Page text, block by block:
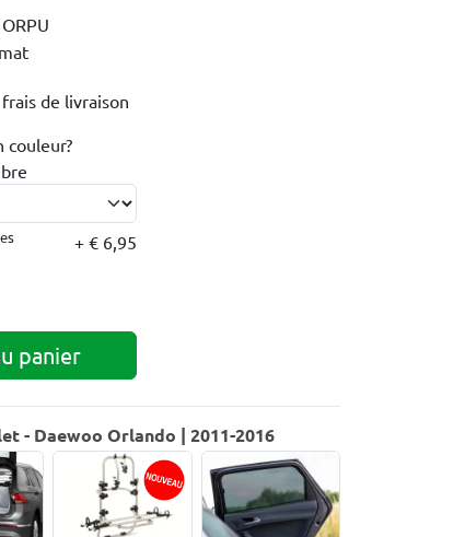
de livraison
couleur?
+ € 6,95
panier
- Daewoo Orlando | 2011-2016